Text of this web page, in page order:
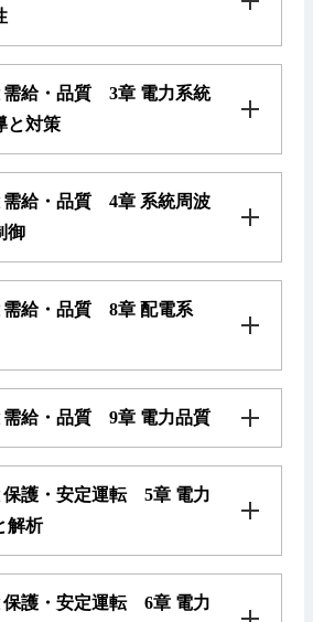
需給・品質 3章 電力系統
と対策
需給・品質 4章 系統周波
御
需給・品質 8章 配電系
需給・品質 9章 電力品質
保護・安定運転 5章 電力
解析
保護・安定運転 6章 電力